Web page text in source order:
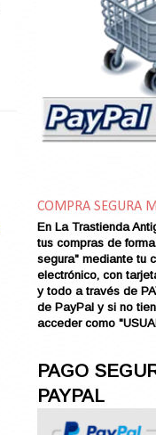
Amanda La
Amarga Victoria
Amor a Medianoche
Amor en Conserva
Amor que Mata
Amor sin Refugio
Ana Karenina
Ana de Brooklyn
Ana y El Rey de Siam
Anatomía de un
Andrés Harvey
Andrés Harvey
Ansia de Amor
Aníbal
COMPRA SEGURA
En La Trastienda
tus compras de
segura" mediante tu
electrónico, con
y todo a través de
de PayPal y si no
acceder como
PAGO
PAYPAL